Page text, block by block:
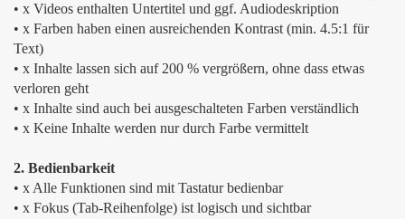
• x Videos enthalten Untertitel und ggf. Audiodeskription
• x Farben haben einen ausreichenden Kontrast (min. 4.5:1 für
Text)
• x Inhalte lassen sich auf 200 % vergrößern, ohne dass etwas
verloren geht
• x Inhalte sind auch bei ausgeschalteten Farben verständlich
• x Keine Inhalte werden nur durch Farbe vermittelt
2. Bedienbarkeit
• x Alle Funktionen sind mit Tastatur bedienbar
• x Fokus (Tab-Reihenfolge) ist logisch und sichtbar